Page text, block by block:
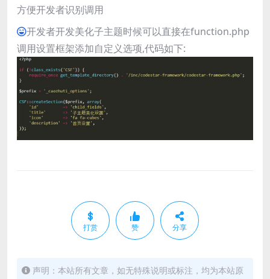
方便开发者识别调用
开发者开发美化子主题时候可以直接在function.php
调用设置框架添加自定义选项,代码如下:
打赏 赞 分享
声明：本站所有文章，如无特殊说明或标注，均为本站原